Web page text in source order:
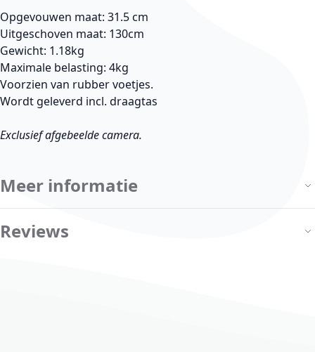
Opgevouwen maat: 31.5 cm
Uitgeschoven maat: 130cm
Gewicht: 1.18kg
Maximale belasting: 4kg
Voorzien van rubber voetjes.
Wordt geleverd incl. draagtas
Exclusief afgebeelde camera.
Meer informatie
Reviews